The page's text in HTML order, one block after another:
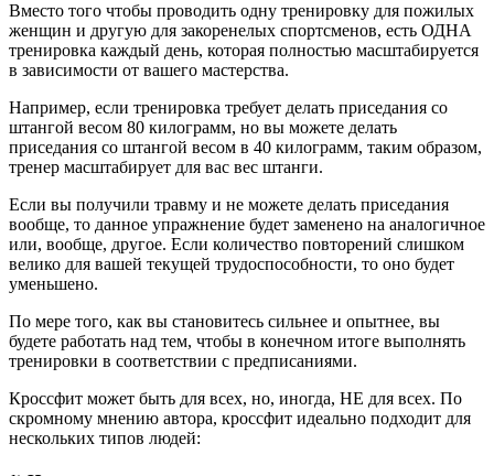
Вместо того чтобы проводить одну тренировку для пожилых
женщин и другую для закоренелых спортсменов, есть ОДНА
тренировка каждый день, которая полностью масштабируется
в зависимости от вашего мастерства.
Например, если тренировка требует делать приседания со
штангой весом 80 килограмм, но вы можете делать
приседания со штангой весом в 40 килограмм, таким образом,
тренер масштабирует для вас вес штанги.
Если вы получили травму и не можете делать приседания
вообще, то данное упражнение будет заменено на аналогичное
или, вообще, другое. Если количество повторений слишком
велико для вашей текущей трудоспособности, то оно будет
уменьшено.
По мере того, как вы становитесь сильнее и опытнее, вы
будете работать над тем, чтобы в конечном итоге выполнять
тренировки в соответствии с предписаниями.
Кроссфит может быть для всех, но, иногда, НЕ для всех. По
скромному мнению автора, кроссфит идеально подходит для
нескольких типов людей: